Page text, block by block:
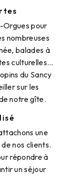
pour
nombreuses
balades à
culturelles...
du Sancy
sur les
notre gîte.
une
nos clients.
répondre à
un séjour